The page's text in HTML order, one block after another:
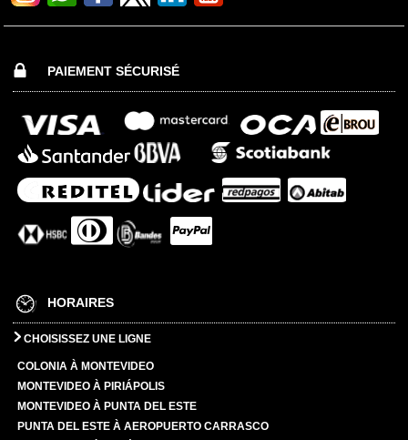
PAIEMENT SÉCURISÉ
HORAIRES
CHOISISSEZ UNE LIGNE
COLONIA À MONTEVIDEO
MONTEVIDEO À PIRIÁPOLIS
MONTEVIDEO À PUNTA DEL ESTE
PUNTA DEL ESTE À AEROPUERTO CARRASCO